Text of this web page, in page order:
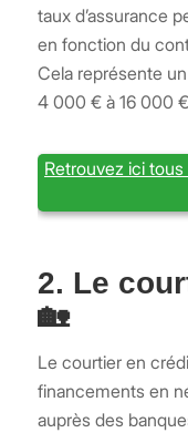
taux d’assurance
en fonction du
Cela représente
4 000 € à 16 000
Retrouvez ici
2. Le
🏡
Le courtier en
financements en
auprès des